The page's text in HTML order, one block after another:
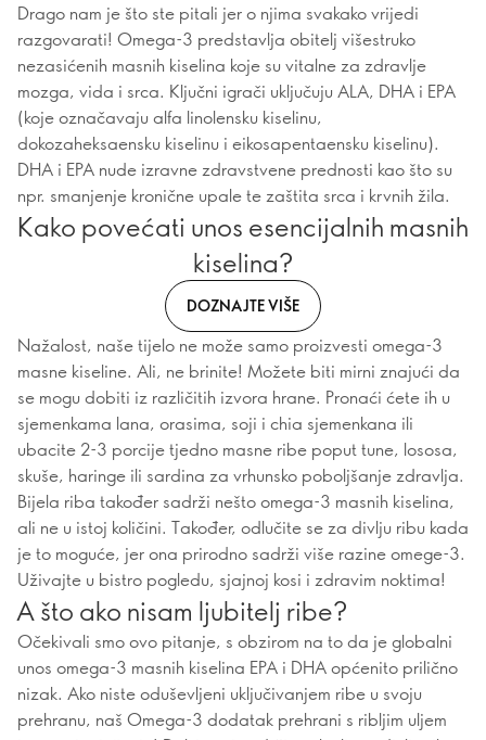
Drago nam je što ste pitali jer o njima svakako vrijedi
razgovarati! Omega-3 predstavlja obitelj višestruko
nezasićenih masnih kiselina koje su vitalne za zdravlje
mozga, vida i srca. Ključni igrači uključuju ALA, DHA i EPA
(koje označavaju alfa linolensku kiselinu,
dokozaheksaensku kiselinu i eikosapentaensku kiselinu).
DHA i EPA nude izravne zdravstvene prednosti kao što su
npr. smanjenje kronične upale te zaštita srca i krvnih žila.
Kako povećati unos esencijalnih masnih
kiselina?
DOZNAJTE VIŠE
Nažalost, naše tijelo ne može samo proizvesti omega-3
masne kiseline. Ali, ne brinite! Možete biti mirni znajući da
se mogu dobiti iz različitih izvora hrane. Pronaći ćete ih u
sjemenkama lana, orasima, soji i chia sjemenkana ili
ubacite 2-3 porcije tjedno masne ribe poput tune, lososa,
skuše, haringe ili sardina za vrhunsko poboljšanje zdravlja.
Bijela riba također sadrži nešto omega-3 masnih kiselina,
ali ne u istoj količini. Također, odlučite se za divlju ribu kada
je to moguće, jer ona prirodno sadrži više razine omege-3.
Uživajte u bistro pogledu, sjajnoj kosi i zdravim noktima!
A što ako nisam ljubitelj ribe?
Očekivali smo ovo pitanje, s obzirom na to da je globalni
unos omega-3 masnih kiselina EPA i DHA općenito prilično
nizak. Ako niste oduševljeni uključivanjem ribe u svoju
prehranu, naš Omega-3 dodatak prehrani s ribljim uljem